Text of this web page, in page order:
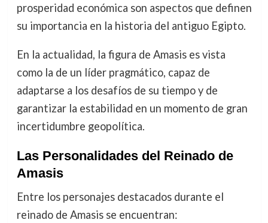
prosperidad económica son aspectos que definen
su importancia en la historia del antiguo Egipto.
En la actualidad, la figura de Amasis es vista
como la de un líder pragmático, capaz de
adaptarse a los desafíos de su tiempo y de
garantizar la estabilidad en un momento de gran
incertidumbre geopolítica.
Las Personalidades del Reinado de
Amasis
Entre los personajes destacados durante el
reinado de Amasis se encuentran: